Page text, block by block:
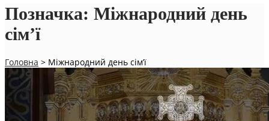
Позначка: Міжнародний день
сім’ї
Головна > Міжнародний день сім’ї